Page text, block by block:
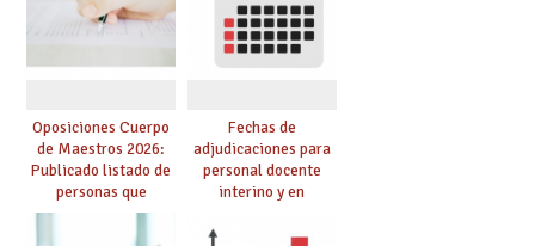
de adjudicación
oposición
Oposiciones Cuerpo
de Maestros 2026:
Publicado listado de
personas que
adquieren nueva
especialidad
Fechas de
adjudicaciones para
personal docente
interino y en
debes saber